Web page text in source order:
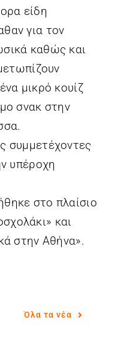
είδη
για τον
καθώς και
μικρό κουίζ
σνακ στην
συμμετέχοντες
υπέροχη
στο πλαίσιο
και
στην Αθήνα».
Όλα τα νέα